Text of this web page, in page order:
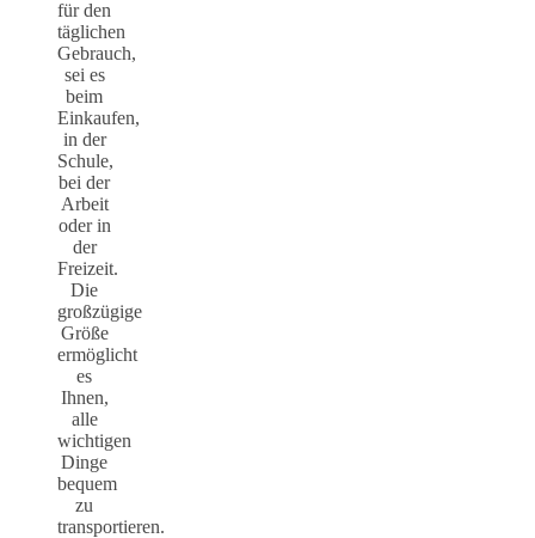
für den
täglichen
Gebrauch,
sei es
beim
Einkaufen,
in der
Schule,
bei der
Arbeit
oder in
der
Freizeit.
Die
großzügige
Größe
ermöglicht
es
Ihnen,
alle
wichtigen
Dinge
bequem
zu
transportieren.